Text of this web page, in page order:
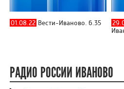
01.08.22 Вести-Иваново. 6.35
РАДИО РОССИИ ИВАНОВО